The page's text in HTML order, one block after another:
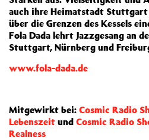
auch ihre Heimatstadt
über die Grenzen des Kessels
Fola Dada lehrt Jazzgesang an
Stuttgart, Nürnberg und
www.fola-dada.de
Mitgewirkt bei: Cosmic Radio
Lebenszeit und Cosmic Radio
Realness